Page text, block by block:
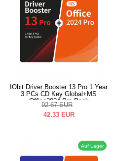
IObit Driver Booster 13 Pro 1 Year
3 PCs CD Key Global+MS
Office2024 Pro Pack
92.67 EUR
42.33 EUR
Auf Lager